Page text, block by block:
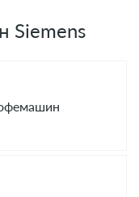
Siemens